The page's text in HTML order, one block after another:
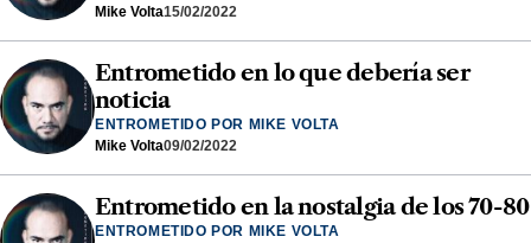
Mike Volta15/02/2022
Entrometido en lo que debería ser
noticia
ENTROMETIDO POR MIKE VOLTA
Mike Volta09/02/2022
Entrometido en la nostalgia de los 70-80
ENTROMETIDO POR MIKE VOLTA